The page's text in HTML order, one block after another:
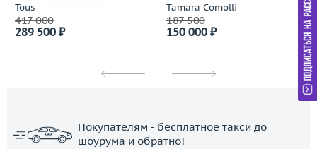
Tous
417 000
289 500 ₽
Tamara Comolli
187 500
150 000 ₽
Покупателям - бесплатное такси до
шоурума и обратно!